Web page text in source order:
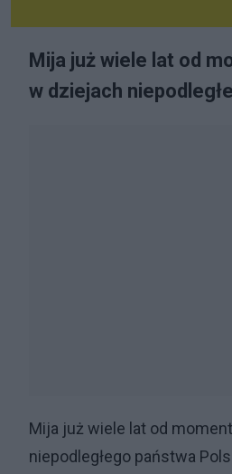
Mija już wiele lat od
w dziejach
Mija już wiele lat od
niepodległego państwa